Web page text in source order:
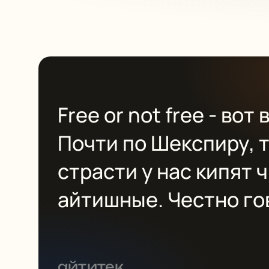
Free or not free - вот
Почти по Шекспиру,
страсти у нас кипят
айтишные. Честно
судьбе нашего